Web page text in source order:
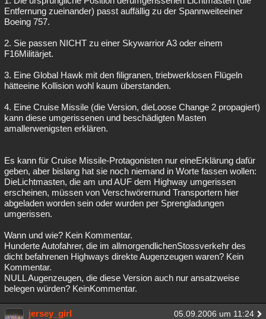
Entfernung zueinander) passt auffällig zu der Spannweiteeiner
Boeing 757.
2. Sie passen NICHT zu einer Skywarrior A3 oder einem
F16Militärjet.
3. Eine Global Hawk mit den filigranen, triebwerklosen Flügeln
hätteeine Kollision wohl kaum überstanden.
4. Eine Cruise Missile (die Version, dieLoose Change 2 propagiert)
kann diese umgerissenen und beschädigten Masten
amallerwenigsten erklären.
Es kann für Cruise Missile-Protagonisten nur eineErklärung dafür
geben, aber bislang hat sie noch niemand in Worte fassen wollen:
DieLichtmasten, die am und AUF dem Highway umgerissen
erscheinen, müssen von Verschwörernund Transportern hier
abgeladen worden sein oder wurden per Sprengladungen
umgerissen.
Wann und wie? Kein Kommentar.
Hunderte Autofahrer, die im allmorgendlichenStossverkehr des
dicht befahrenen Highways direkte Augenzeugen waren? Kein
Kommentar.
NULL Augenzeugen, die diese Version auch nur ansatzweise
belegen würden? KeinKommentar.
jersey_girl 05.09.2006 um 11:24